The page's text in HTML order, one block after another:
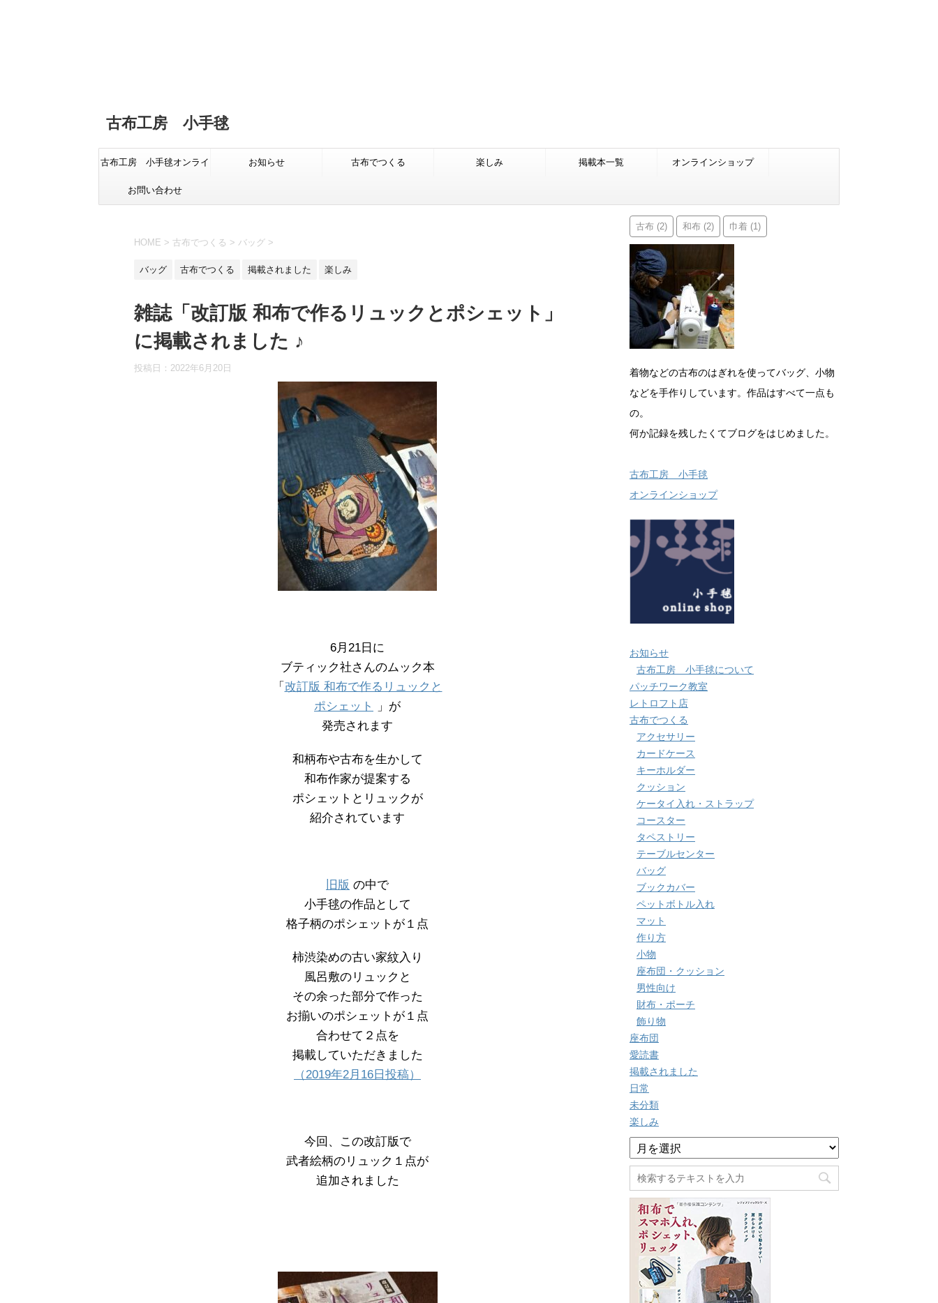
古布工房 小手毬
古布工房 小手毬オンライ
ンショップ
お知らせ 古布でつくる 楽しみ 掲載本一覧 オンラインショップ
お問い合わせ
HOME > 古布でつくる > バッグ >
バッグ 古布でつくる 掲載されました 楽しみ
雑誌「改訂版 和布で作るリュックとポシェット」
に掲載されました ♪
投稿日： 2022年6月20日
6月21日に
ブティック社さんのムック本
「 改訂版 和布で作るリュックと
ポシェット
」が
発売されます
和柄布や古布を生かして
和布作家が提案する
ポシェットとリュックが
紹介されています
旧版 の中で
小手毬の作品として
格子柄のポシェットが１点
柿渋染めの古い家紋入り
風呂敷のリュックと
その余った部分で作った
お揃いのポシェットが１点
合わせて２点を
掲載していただきました
（2019年2月16日投稿）
今回、この改訂版で
武者絵柄のリュック１点が
追加されました
古布 (2) 和布 (2) 巾着 (1)
着物などの古布のはぎれを使ってバッグ、小物
などを手作りしています。作品はすべて一点も
の。
何か記録を残したくてブログをはじめました。
古布工房 小手毬
オンラインショップ
お知らせ
古布工房 小手毬について
パッチワーク教室
レトロフト店
古布でつくる
アクセサリー
カードケース
キーホルダー
クッション
ケータイ入れ・ストラップ
コースター
タペストリー
テーブルセンター
バッグ
ブックカバー
ペットボトル入れ
マット
作り方
小物
座布団・クッション
男性向け
財布・ポーチ
飾り物
座布団
愛読書
掲載されました
日常
未分類
楽しみ
ア
ー
カ
イ
ブ